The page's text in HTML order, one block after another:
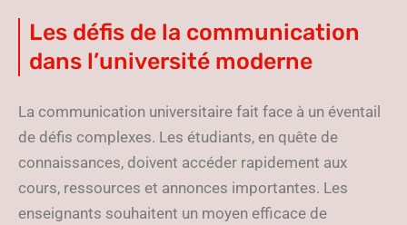
Les défis de la communication
dans l’université moderne
La communication universitaire fait face à un éventail
de défis complexes. Les étudiants, en quête de
connaissances, doivent accéder rapidement aux
cours, ressources et annonces importantes. Les
enseignants souhaitent un moyen efficace de